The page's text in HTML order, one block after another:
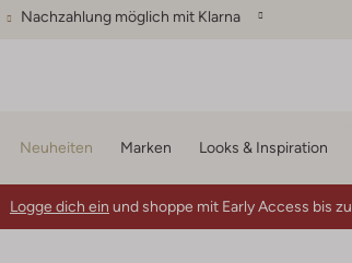
Nachzahlung möglich mit Klarna
Neuheiten Marken Looks & Inspiration
Logge dich ein und shoppe mit Early Access bis zu